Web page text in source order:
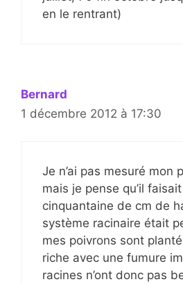
en le rentrant)
Bernard
1 décembre 2012 à 17:30
Je n’ai pas mesuré mon
mais je pense qu’il
cinquantaine de cm de
système racinaire était
mes poivrons sont
riche avec une fumure
racines n’ont donc pas